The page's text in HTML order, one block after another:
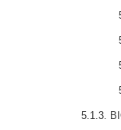
5.1.3.